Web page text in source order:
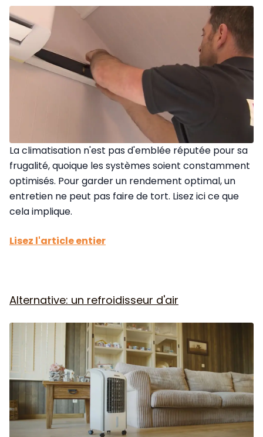
La climatisation n'est pas d'emblée réputée pour sa
frugalité, quoique les systèmes soient constamment
optimisés. Pour garder un rendement optimal, un
entretien ne peut pas faire de tort. Lisez ici ce que
cela implique.
Lisez l'article entier
Alternative: un refroidisseur d'air